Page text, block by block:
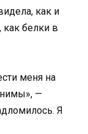
как и
белки в
меня на
—
Я